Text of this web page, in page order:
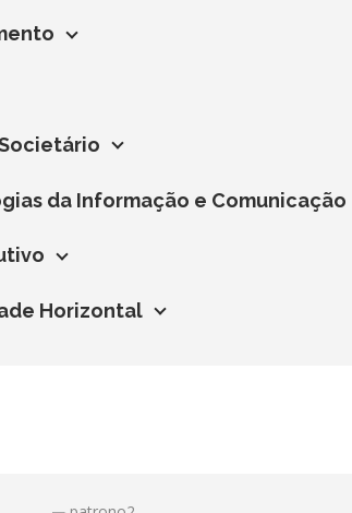
da Informação e Comunicação
Horizontal